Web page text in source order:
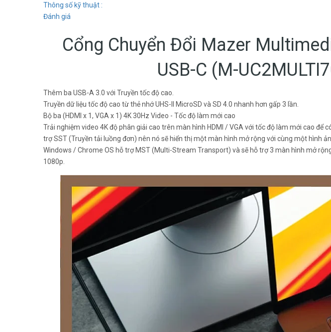
Thông số kỹ thuật :
Đánh giá
Cổng Chuyển Đổi Mazer
USB-C (M-
Thêm ba USB-A 3.0 với Truyền tốc độ cao.
Truyền dữ liệu tốc độ cao từ thẻ nhớ UHS-II MicroSD và SD 4.0 nhanh hơn gấp 3 lần.
Bộ ba (HDMI x 1, VGA x 1) 4K 30Hz Video - Tốc độ làm mới cao
Trải nghiệm video 4K độ phân giải cao trên màn hình HDMI / VGA với tốc độ làm mới cao để
trợ SST (Truyền tải luồng đơn) nên nó sẽ hiển thị một màn hình mở rộng với cùng một hình
Windows / Chrome OS hỗ trợ MST (Multi-Stream Transport) và sẽ hỗ trợ 3 màn hình mở
1080p.